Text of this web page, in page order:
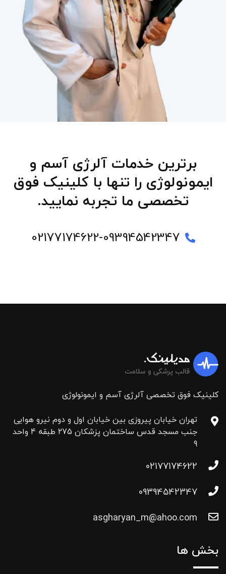
برترین خدمات آلرژی آسم و
ایمونولوژی را تنها با کلینیک فوق
تخصصی ما تجربه نمایید.
02177174622-09394542347
کلینیک فوق تخصصی آلرژی آسم و ایمونولوژی
تهران خیابان پیروزی بین خیابان اول و دوم نیرو هوایی
جنب مسجد قدس ساختمان پزشکان 275 طبقه 4 واحد
9
02177174622
09394542347
asgharyan_m@ahoo.com
بخش ها